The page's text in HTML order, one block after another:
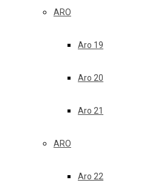
ARO
Aro 19
Aro 20
Aro 21
ARO
Aro 22